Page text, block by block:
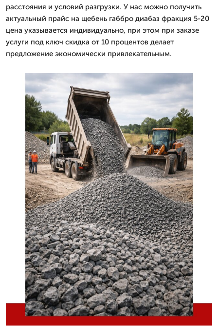
расстояния и условий разгрузки. У нас можно получить
актуальный прайс на щебень габбро диабаз фракция 5-20
цена указывается индивидуально, при этом при заказе
услуги под ключ скидка от 10 процентов делает
предложение экономически привлекательным.